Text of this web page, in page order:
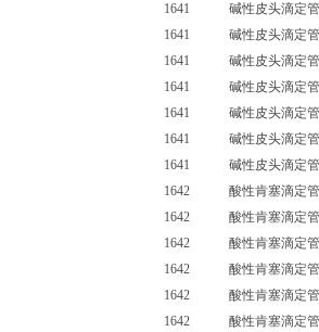
1641 碱性皮头滴定
1641 碱性皮头滴定
1641 碱性皮头滴定
1641 碱性皮头滴定
1641 碱性皮头滴定
1641 碱性皮头滴定
1641 碱性皮头滴定
1642 酸性肯塞滴定
1642 酸性肯塞滴定
1642 酸性肯塞滴定
1642 酸性肯塞滴定
1642 酸性肯塞滴定
1642 酸性肯塞滴定